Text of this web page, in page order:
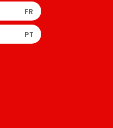
FR
PT